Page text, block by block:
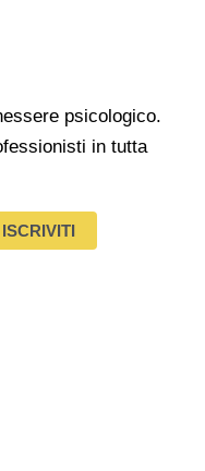
psicologico.
in tutta
ISCRIVITI